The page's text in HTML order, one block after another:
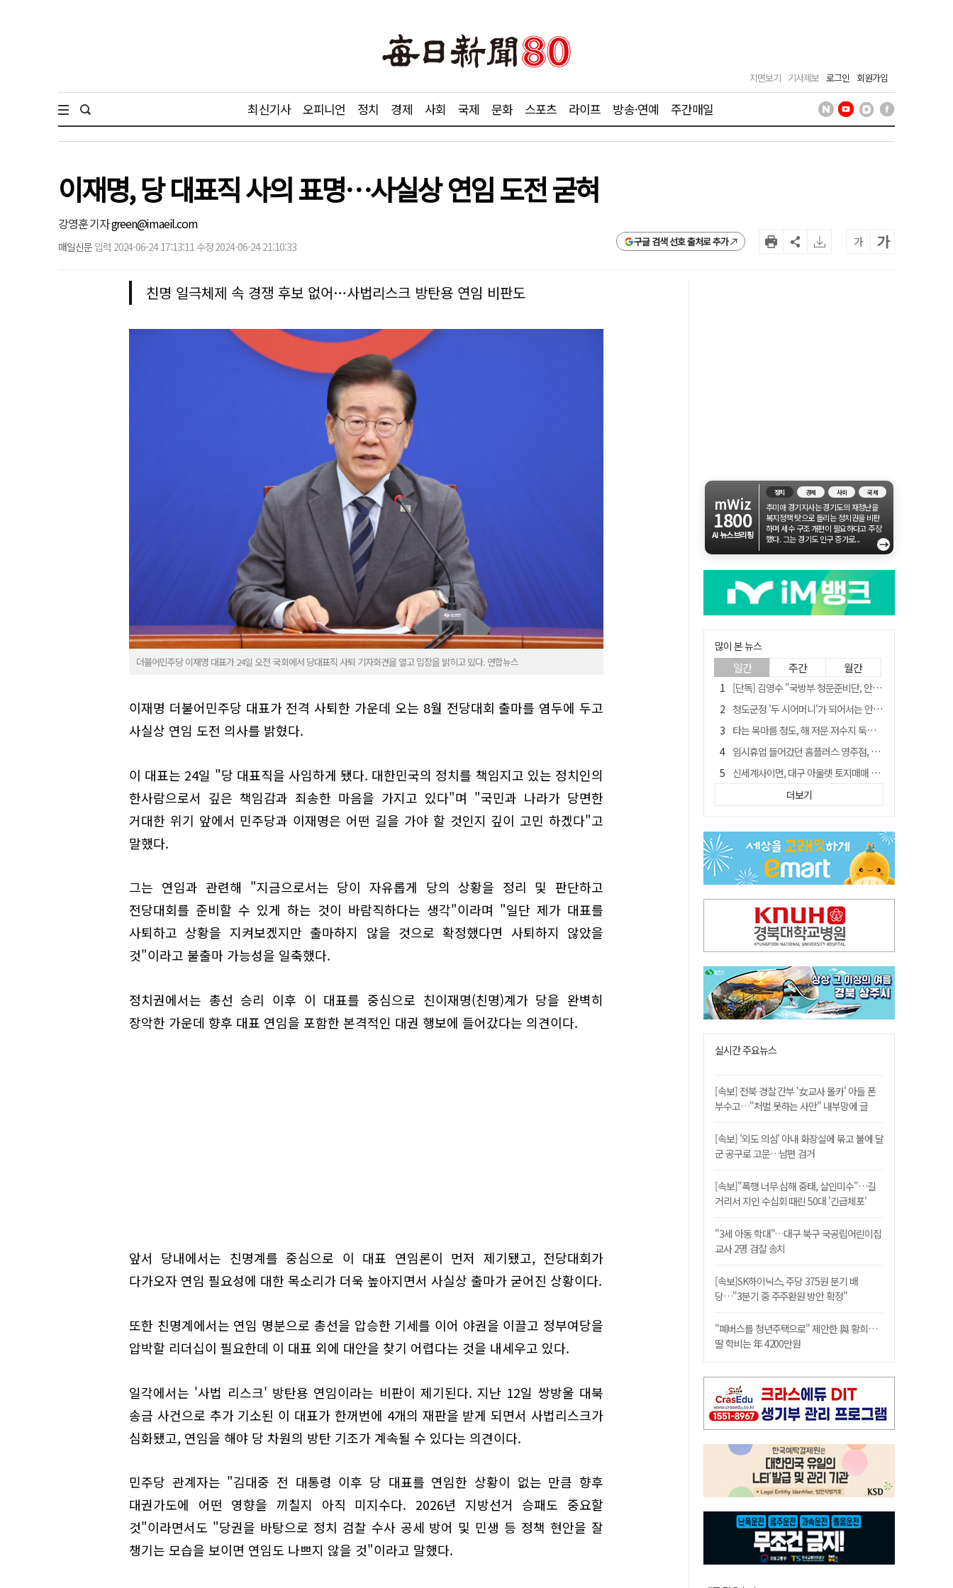
지면보기 기사제보 로그인 회원가입
최신기사 오피니언 정치 경제 사회 국제 문화 스포츠 라이프 방송·연예 주간매일
이재명, 당 대표직 사의 표명…사실상 연임 도전 굳혀
강영훈 기자green@imaeil.com
매일신문 입력 2024-06-24 17:13:11 수정 2024-06-24 21:10:33 구글 검색 선호 출처로 추가 가 가
친명 일극체제 속 경쟁 후보 없어…사법리스크 방탄용 연임 비판도
더불어민주당 이재명 대표가 24일 오전 국회에서 당대표직 사퇴 기자회견을 열고 입장을 밝히고 있다. 연합뉴스
이재명 더불어민주당 대표가 전격 사퇴한 가운데 오는 8월 전당대회 출마를 염두에 두고
사실상 연임 도전 의사를 밝혔다.
이 대표는 24일 "당 대표직을 사임하게 됐다. 대한민국의 정치를 책임지고 있는 정치인의
한사람으로서 깊은 책임감과 죄송한 마음을 가지고 있다"며 "국민과 나라가 당면한
거대한 위기 앞에서 민주당과 이재명은 어떤 길을 가야 할 것인지 깊이 고민 하겠다"고
말했다.
그는 연임과 관련해 "지금으로서는 당이 자유롭게 당의 상황을 정리 및 판단하고
전당대회를 준비할 수 있게 하는 것이 바람직하다는 생각"이라며 "일단 제가 대표를
사퇴하고 상황을 지켜보겠지만 출마하지 않을 것으로 확정했다면 사퇴하지 않았을
것"이라고 불출마 가능성을 일축했다.
정치권에서는 총선 승리 이후 이 대표를 중심으로 친이재명(친명)계가 당을 완벽히
장악한 가운데 향후 대표 연임을 포함한 본격적인 대권 행보에 들어갔다는 의견이다.
앞서 당내에서는 친명계를 중심으로 이 대표 연임론이 먼저 제기됐고, 전당대회가
다가오자 연임 필요성에 대한 목소리가 더욱 높아지면서 사실상 출마가 굳어진 상황이다.
또한 친명계에서는 연임 명분으로 총선을 압승한 기세를 이어 야권을 이끌고 정부여당을
압박할 리더십이 필요한데 이 대표 외에 대안을 찾기 어렵다는 것을 내세우고 있다.
일각에서는 '사법 리스크' 방탄용 연임이라는 비판이 제기된다. 지난 12일 쌍방울 대북
송금 사건으로 추가 기소된 이 대표가 한꺼번에 4개의 재판을 받게 되면서 사법리스크가
심화됐고, 연임을 해야 당 차원의 방탄 기조가 계속될 수 있다는 의견이다.
민주당 관계자는 "김대중 전 대통령 이후 당 대표를 연임한 상황이 없는 만큼 향후
대권가도에 어떤 영향을 끼칠지 아직 미지수다. 2026년 지방선거 승패도 중요할
것"이라면서도 "당권을 바탕으로 정치 검찰 수사 공세 방어 및 민생 등 정책 현안을 잘
챙기는 모습을 보이면 연임도 나쁘지 않을 것"이라고 말했다.
mWiz
1800
AI 뉴스브리핑
정치 경제 사회 국제
추미애 경기지사는 경기도의 재정난을
복지정책 탓으로 돌리는 정치권을 비판
하며 세수 구조 개편이 필요하다고 주장
했다. 그는 경기도 인구 증가로...
→
많이 본 뉴스
일간 주간 월간
[단독] 김영수 "국방부 청문준비단, 안규백 탈영 알고있었다"
청도군정 '두 시어머니'가 되어서는 안된다
타는 목마름 청도, 해 저문 저수지 둑에 군수가 서 있었다
임시휴업 들어갔던 홈플러스 영주점, 7일 영업 재개…지하 1층만 운영
신세계사이먼, 대구 아울렛 토지매매 계약 체결… 사업 본궤도
SK하이닉스, 주당 375원 분기 배당 공시…"3분기 중 주주환원 방안 확정"
이의준 전 경북도 새마을봉사과장, 제28대 울릉군 부군수 취임
外人 한 달 새 8000억 담았는데…LG이노텍 목표주가는 왜 엇갈릴까
정청래, 靑 겨냥... "신천지·레버리지·호남 반도체 겁박 사과하라"
더보기
실시간 주요뉴스
[속보] 전북 경찰 간부 '女교사 몰카' 아들 폰
부수고…"처벌 못하는 사안" 내부망에 글
[속보] '외도 의심' 아내 화장실에 묶고 불에 달
군 공구로 고문…남편 검거
[속보]"폭행 너무 심해 중태, 살인미수"…길
거리서 지인 수십회 때린 50대 '긴급체포'
"3세 아동 학대"…대구 북구 국공립어린이집
교사 2명 검찰 송치
[속보]SK하이닉스, 주당 375원 분기 배
당…"3분기 중 주주환원 방안 확정"
"폐버스를 청년주택으로" 제안한 與 황희…
딸 학비는 年 4200만원